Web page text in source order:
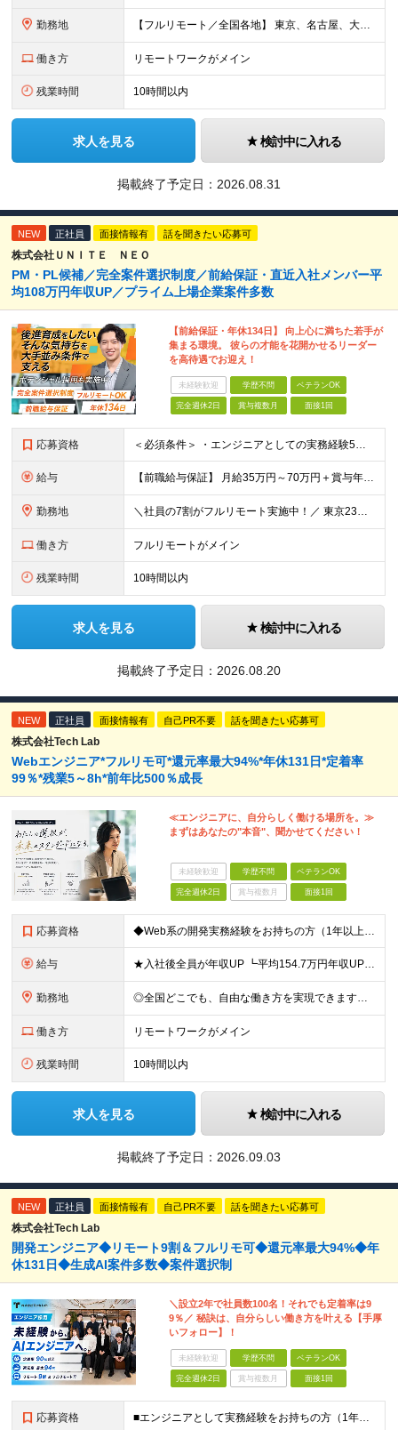
勤務地 【フルリモート／全国各地】 東京、名古屋、大阪、福岡を中心とした全国のプロジェクトにアサイン。 ※プロジェクトは完全選択制です。 ※フルリモート、ハイブリッド型、常駐案件から自由に選択可能です。 ※転
働き方 リモートワークがメイン
残業時間 10時間以内
求人を見る 検討中に入れる
掲載終了予定日： 2026.08.31
NEW 正社員 面接情報有 話を聞きたい応募可
株式会社ＵＮＩＴＥ ＮＥＯ
PM・PL候補／完全案件選択制度／前給保証・直近入社メンバー平
均108万円年収UP／プライム上場企業案件多数
【前給保証・年休134日】 向上心に満ちた若手が
集まる環境。 彼らの才能を花開かせるリーダー
を高待遇でお迎え！
未経験歓迎 学歴不問 ベテランOK
完全週休2日 賞与複数月 面接1回
応募資格 ＜必須条件＞ ・エンジニアとしての実務経験5年以上 ＜尚可条件＞ ・PM、PL経験 ・後輩指導やチームリーダーなど、何らかのリード経験 ※リーダー未経験の方のご応募も大歓迎です！ポテンシャル採用を
給与 【前職給与保証】 月給35万円～70万円＋賞与年2回＋各種手当 ※前職の給与・スキル・経験を考慮の上、決定いたします。 ※月給には固定残業代（月30時間分／5万円～10万円）を含みます。超過分は別途
勤務地 ＼社員の7割がフルリモート実施中！／ 東京23区内など1都3県を中心としたプロジェクト先での勤務となります。 ※勤務地は希望を考慮します ≪本社≫ 東京都渋谷区恵比寿南1丁目3番7号 隅越ビル5階
働き方 フルリモートがメイン
残業時間 10時間以内
求人を見る 検討中に入れる
掲載終了予定日： 2026.08.20
NEW 正社員 面接情報有 自己PR不要 話を聞きたい応募可
株式会社Tech Lab
Webエンジニア*フルリモ可*還元率最大94%*年休131日*定着率
99％*残業5～8h*前年比500％成長
≪エンジニアに、自分らしく働ける場所を。≫
まずはあなたの"本音"、聞かせてください！
未経験歓迎 学歴不問 ベテランOK
完全週休2日 賞与複数月 面接1回
応募資格 ◆Web系の開発実務経験をお持ちの方（1年以上） ◆学歴不問 ◆既卒・第二新卒OK ☆Tech Labの事業内容、ビジョンに共感できる⽅はぜひご応募ください！ ☆意欲重視の採用です！ 「経歴に自信が
給与 ★入社後全員が年収UP ┗平均154.7万円年収UP！ ┗最大380万円UPの実績もあり 月給35万円～100万円＋決算賞与＋各種手当 【 給与イメージ 】 ◆経験1年以上…月給35万円～＋決算賞
勤務地 ◎全国どこでも、自由な働き方を実現できます！ 全国のプロジェクト先やフルリモート環境での勤務も可能です。 ＼自由度の高い働き方、叶えます／ ・フルリモートで働きたい ・ハイブリットに働きたい ・家庭
働き方 リモートワークがメイン
残業時間 10時間以内
求人を見る 検討中に入れる
掲載終了予定日： 2026.09.03
NEW 正社員 面接情報有 自己PR不要 話を聞きたい応募可
株式会社Tech Lab
開発エンジニア◆リモート9割＆フルリモ可◆還元率最大94%◆年
休131日◆生成AI案件多数◆案件選択制
＼設立2年で社員数100名！それでも定着率は9
9％／ 秘訣は、自分らしい働き方を叶える【手厚
いフォロー】！
未経験歓迎 学歴不問 ベテランOK
完全週休2日 賞与複数月 面接1回
応募資格 ■エンジニアとして実務経験をお持ちの方（1年以上） ■学歴不問 ■既卒・第二新卒OK ☆Tech Labの事業内容、ビジョンに共感できる⽅はぜひご応募ください！ ☆意欲重視の採用です！ 「経歴に自信